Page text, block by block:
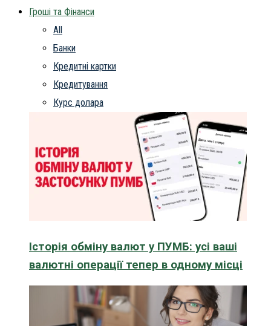
Гроші та Фінанси
All
Банки
Кредитні картки
Кредитування
Курс долара
Історія обміну валют у ПУМБ: усі ваші
валютні операції тепер в одному місці